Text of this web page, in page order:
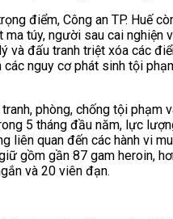
điểm, Công an TP. Huế
túy, người sau cai nghiện
và đấu tranh triệt xóa các
nguy cơ phát sinh tội
phòng, chống tội phạm
5 tháng đầu năm, lực
quan đến các hành vi
gồm gần 87 gam heroin,
và 20 viên đạn.